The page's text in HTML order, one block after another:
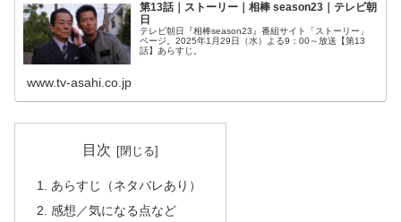
第13話｜ストーリー｜相棒 season23｜テレビ朝
日
テレビ朝日『相棒season23』番組サイト「ストーリー」
ページ。2025年1月29日（水）よる9：00～放送【第13
話】あらすじ。
www.tv-asahi.co.jp
目次
あらすじ（ネタバレあり）
感想／気になる点など